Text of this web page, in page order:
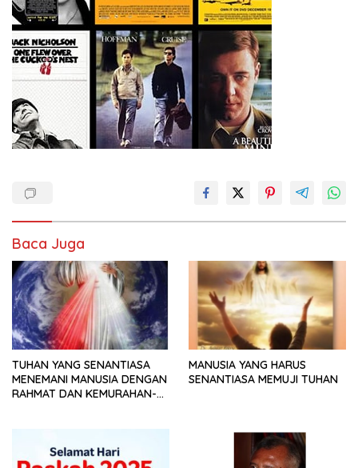
Baca Juga
TUHAN YANG SENANTIASA
MENEMANI MANUSIA DENGAN
RAHMAT DAN KEMURAHAN-
MANUSIA YANG HARUS
SENANTIASA MEMUJI TUHAN